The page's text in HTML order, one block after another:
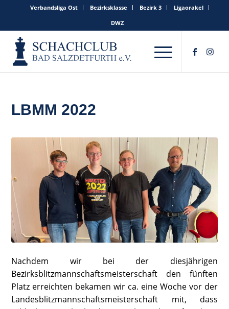
Verbandsliga Ost Bezirksklasse Bezirk 3
Ligaorakel
DWZ
LBMM 2022
Nachdem wir bei der diesjährigen
Bezirksblitzmannschaftsmeisterschaft den fünften
Platz erreichten bekamen wir ca. eine Woche vor der
Landesblitzmannschaftsmeisterschaft mit, dass